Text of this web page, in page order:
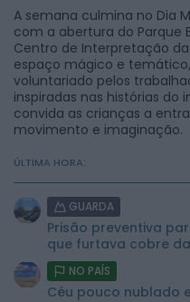
A semana culmina no Dia
com a abertura do Parque
Centro de Interpretação da
espaço mágico e
voluntariado pelos
inspiradas nas histórias do
convida as crianças a
movimento e imaginação.
ÚLTIMA HORA:
GUARDA
Prisão preventiva
que furtava cobre
NO PAÍS
Céu pouco nublado